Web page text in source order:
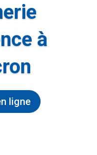
à
ligne